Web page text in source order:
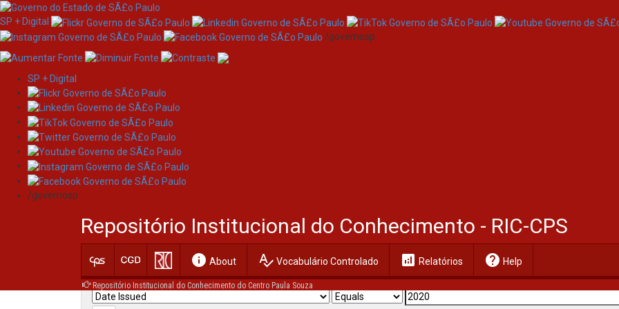
Skip
navigation
SP + Digital
/governosp
SP + Digital
/governosp
Repositório Institucional do Conhecimento - RIC-CPS
info About spellcheck Vocabulário Controlado analytics Relatórios help Help
Repositório Institucional do Conhecimento do Centro Paula Souza
Search
Current filters: